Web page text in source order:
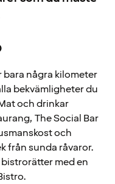
några kilometer
bekvämligheter du
och drinkar
The Social Bar
och
från sunda råvaror.
med en